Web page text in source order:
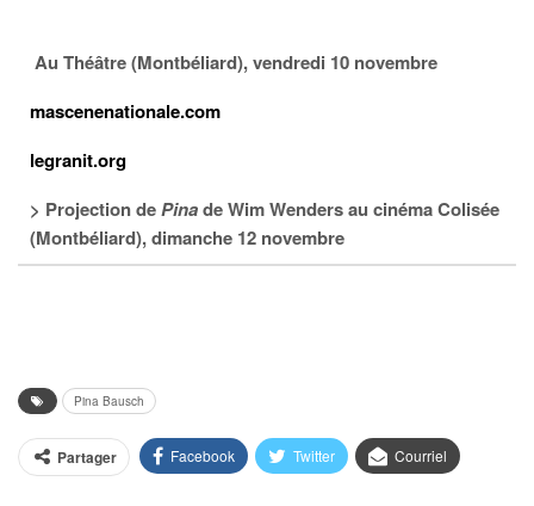
Au Théâtre (Montbéliard), vendredi 10 novembre
mascenenationale.com
legranit.org
> Projection dePinade Wim Wenders au cinéma Colisée
(Montbéliard), dimanche 12 novembre
Pina Bausch
Partager Facebook Twitter Courriel